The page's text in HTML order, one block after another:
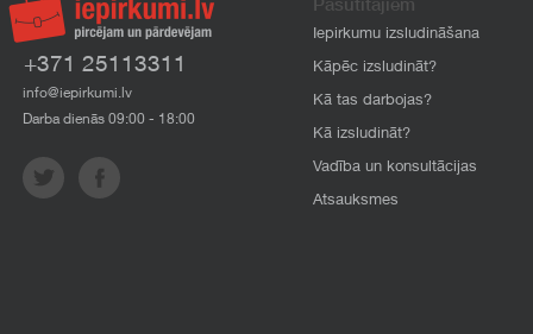
+371 25113311
info@iepirkumi.lv
Darba dienās 09:00 - 18:00
Pasūtītājiem
Iepirkumu izsludināšana
Kāpēc izsludināt?
Kā tas darbojas?
Kā izsludināt?
Vadība un konsultācijas
Atsauksmes